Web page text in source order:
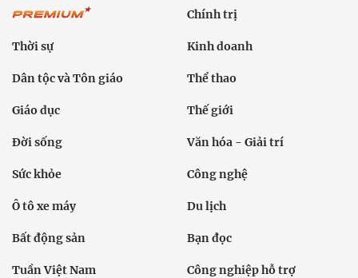
Chính trị
Thời sự Kinh doanh
Dân tộc và Tôn giáo Thể thao
Giáo dục Thế giới
Đời sống Văn hóa - Giải trí
Sức khỏe Công nghệ
Ô tô xe máy Du lịch
Bất động sản Bạn đọc
Tuần Việt Nam Công nghiệp hỗ trợ